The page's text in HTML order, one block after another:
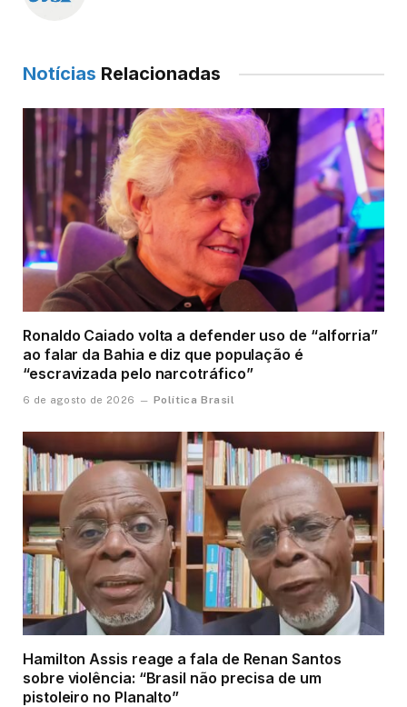
Notícias Relacionadas
Ronaldo Caiado volta a defender uso de “alforria”
ao falar da Bahia e diz que população é
“escravizada pelo narcotráfico”
6 de agosto de 2026 Política Brasil
Hamilton Assis reage a fala de Renan Santos
sobre violência: “Brasil não precisa de um
pistoleiro no Planalto”